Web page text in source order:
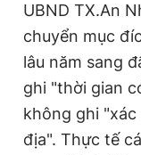
Thông tin tòa
UBND TX.An
chuyển mục
lâu năm sang
ghi "thời gian
không ghi
địa". Thực tế